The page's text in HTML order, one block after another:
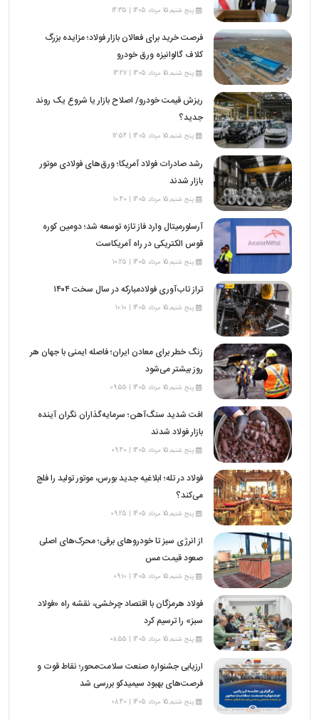
پنج شنبه,15 مرداد 1405 | 14:35
فرصت خرید برای فعالان بازار فولاد؛ مزایده بزرگ
کلاف گالوانیزه ورق خودرو
پنج شنبه,15 مرداد 1405 | 14:27
ریزش قیمت خودرو/ اصلاح بازار یا شروع یک روند
جدید؟
پنج شنبه,15 مرداد 1405 | 12:54
رشد صادرات فولاد آمریکا؛ ورق‌های فولادی موتور
بازار شدند
پنج شنبه,15 مرداد 1405 | 10:40
آرسلورمیتال وارد فاز تازه توسعه شد؛ دومین کوره
قوس الکتریکی در راه آمریکاست
پنج شنبه,15 مرداد 1405 | 10:25
تراز تاب‌آوری فولادمبارکه در سال سخت ۱۴۰۴
پنج شنبه,15 مرداد 1405 | 10:10
زنگ خطر برای معادن ایران؛ فاصله ایمنی با جهان هر
روز بیشتر می‌شود
پنج شنبه,15 مرداد 1405 | 09:55
افت شدید سنگ‌آهن؛ سرمایه‌گذاران نگران آینده
بازار فولاد شدند
پنج شنبه,15 مرداد 1405 | 09:40
فولاد در تله؛ ابلاغیه جدید بورس، موتور تولید را فلج
می‌کند؟
پنج شنبه,15 مرداد 1405 | 09:25
از انرژی سبز تا خودروهای برقی؛ محرک‌های اصلی
صعود قیمت مس
پنج شنبه,15 مرداد 1405 | 09:10
فولاد هرمزگان با اقتصاد چرخشی، نقشه راه «فولاد
سبز» را ترسیم کرد
پنج شنبه,15 مرداد 1405 | 08:55
ارزیابی جشنواره صنعت سلامت‌محور؛ نقاط قوت و
فرصت‌های بهبود سیمیدکو بررسی شد
پنج شنبه,15 مرداد 1405 | 08:40